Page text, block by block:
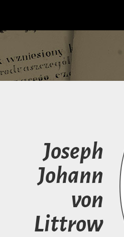
Joseph
Johann
von
Littrow